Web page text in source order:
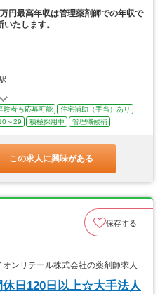
円最高年収は管理薬剤師での年収で
たします。
験者も応募可能
住宅補助（手当）あり
～29 積極採用中 管理職候補
この求人に興味がある
保存する
ンリテール株式会社の薬剤師求人
休日120日以上☆大手法人